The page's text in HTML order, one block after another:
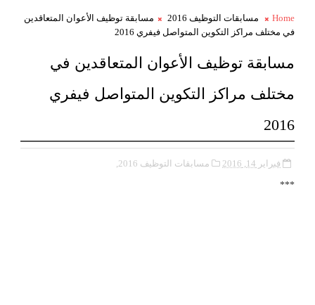
Home مسابقات التوظيف 2016
مسابقة توظيف الأعوان المتعاقدين
في مختلف مراكز التكوين المتواصل فيفري 2016
مسابقة توظيف الأعوان المتعاقدين في
مختلف مراكز التكوين المتواصل فيفري
2016
فبراير 14, 2016 مسابقات التوظيف 2016,
***